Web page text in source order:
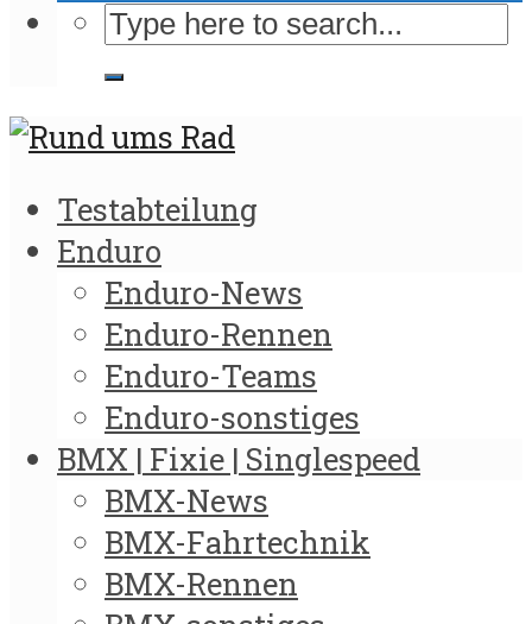
Testabteilung
Enduro
Enduro-News
Enduro-Rennen
Enduro-Teams
Enduro-sonstiges
BMX | Fixie | Singlespeed
BMX-News
BMX-Fahrtechnik
BMX-Rennen